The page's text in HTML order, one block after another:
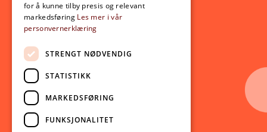
Aktuelt
Nyheter
Arrangementer
Nyhetsbrev
Ledige stillinger
Følg oss på sosiale medier:
Facebook
for å kunne tilby presis og relevant
markedsføring Les mer i vår
personvernerklæring
STRENGT NØDVENDIG
STATISTIKK
MARKEDSFØRING
FUNKSJONALITET